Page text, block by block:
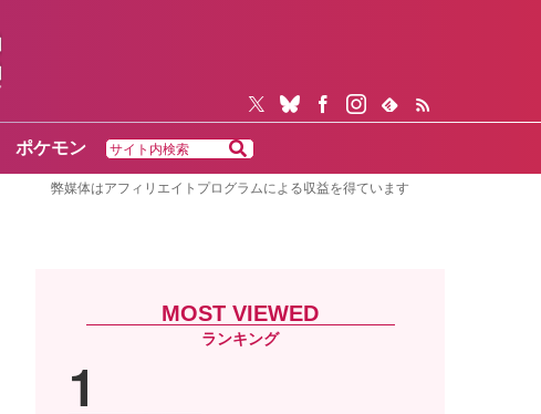
ポケモン
弊媒体はアフィリエイトプログラムによる収益を得ています
MOST VIEWED